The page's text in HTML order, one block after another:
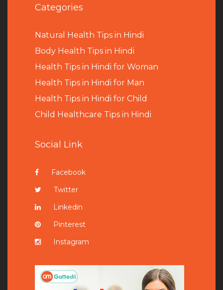
Categories
Natural Health Tips in Hindi
Body Health Tips in Hindi
Health Tips in Hindi for Woman
Health Tips in Hindi for Man
Health Tips in Hindi for Child
Child Healthcare Tips in Hindi
Social Link
Facebook
Twitter
Linkedin
Pinterest
Instagram